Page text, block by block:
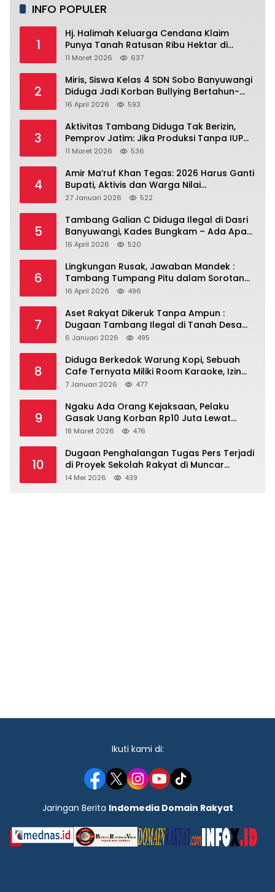
INFO POPULER
1
Hj. Halimah Keluarga Cendana Klaim
Punya Tanah Ratusan Ribu Hektar di
Banyuwangi.
11 Maret 2026 637
2
Miris, Siswa Kelas 4 SDN Sobo Banyuwangi
Diduga Jadi Korban Bullying Bertahun-
tahun, Terjadi di Depan Masjid Perumahan
16 April 2026 593
3
Aktivitas Tambang Diduga Tak Berizin,
Pemprov Jatim: Jika Produksi Tanpa IUP
Itu Pelanggaran Hukum
11 Maret 2026 536
4
Amir Ma’ruf Khan Tegas: 2026 Harus Ganti
Bupati, Aktivis dan Warga Nilai
Kepemimpinan Saat Ini Gagal Jawab
27 Januari 2026 522
5
Tambang Galian C Diduga Ilegal di Dasri
Banyuwangi, Kades Bungkam – Ada Apa
Ya?
16 April 2026 520
6
Lingkungan Rusak, Jawaban Mandek :
Tambang Tumpang Pitu dalam Sorotan
Tajam
16 April 2026 496
7
Aset Rakyat Dikeruk Tanpa Ampun :
Dugaan Tambang Ilegal di Tanah Desa
Dasri Menguat
6 Januari 2026 495
8
Diduga Berkedok Warung Kopi, Sebuah
Cafe Ternyata Miliki Room Karaoke, Izin
Dipertanyakan!!!.
7 Januari 2026 477
9
Ngaku Ada Orang Kejaksaan, Pelaku
Gasak Uang Korban Rp10 Juta Lewat
Modus Tender Mobil
18 Maret 2026 476
10
Dugaan Penghalangan Tugas Pers Terjadi
di Proyek Sekolah Rakyat di Muncar
Banyuwangi
14 Mei 2026 439
Ikuti kami di:
Jaringan Berita Indomedia Domain Rakyat